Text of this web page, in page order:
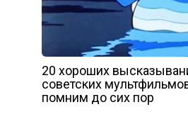
20 хороших
советских
помним до сих пор